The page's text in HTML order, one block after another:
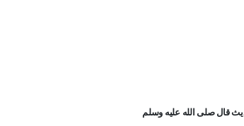
قال صلى الله عليه وسلم